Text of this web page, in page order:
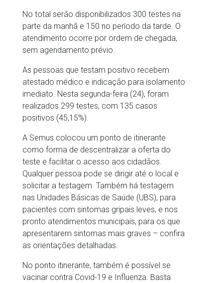
No total serão disponibilizados 300 testes na
parte da manhã e 150 no período da tarde. O
atendimento ocorre por ordem de chegada,
sem agendamento prévio.
As pessoas que testam positivo recebem
atestado médico e indicação para isolamento
imediato. Nesta segunda-feira (24), foram
realizados 299 testes, com 135 casos
positivos (45,15%).
A Semus colocou um ponto de itinerante
como forma de descentralizar a oferta do
teste e facilitar o acesso aos cidadãos.
Qualquer pessoa pode se dirigir até o local e
solicitar a testagem. Também há testagem
nas Unidades Básicas de Saúde (UBS), para
pacientes com sintomas gripais leves, e nos
pronto atendimentos municipais, para os que
apresentarem sintomas mais graves – confira
as orientações detalhadas.
No ponto itinerante, também é possível se
vacinar contra Covid-19 e Influenza. Basta